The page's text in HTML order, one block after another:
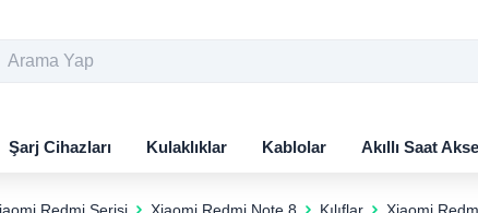
Şarj Cihazları Kulaklıklar Kablolar Akıllı Saat